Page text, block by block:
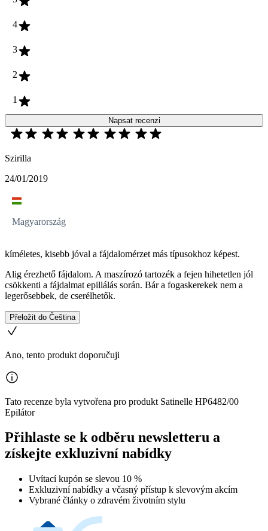
4
3
2
1
Napsat recenzi
Szirilla
24/01/2019
Magyarország
kíméletes, kisebb jóval a fájdalomérzet más típusokhoz képest.
Alig érezhető fájdalom. A maszírozó tartozék a fejen hihetetlen jól
csökkenti a fájdalmat epillálás során. Bár a fogaskerekek nem a
legerősebbek, de cserélhetők.
Přeložit do Čeština
Ano, tento produkt doporučuji
Tato recenze byla vytvořena pro produkt Satinelle HP6482/00
Epilátor
Přihlaste se k odběru newsletteru a
získejte exkluzivní nabídky
Uvítací kupón se slevou 10 %
Exkluzivní nabídky a včasný přístup k slevovým akcím
Vybrané články o zdravém životním stylu